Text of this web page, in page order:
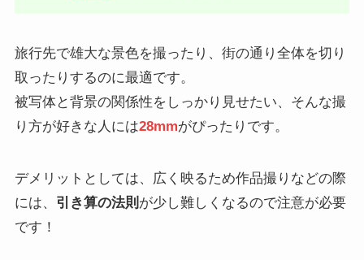
旅行先で雄大な景色を撮ったり、街の通り全体を切り
取ったりするのに最適です。
被写体と背景の関係性をしっかり見せたい、そんな撮
り方が好きな人には28mmがぴったりです。
デメリットとしては、広く映るため作品撮りなどの際
には、 引き算の法則 が少し難しくなるので注意が必要
です！